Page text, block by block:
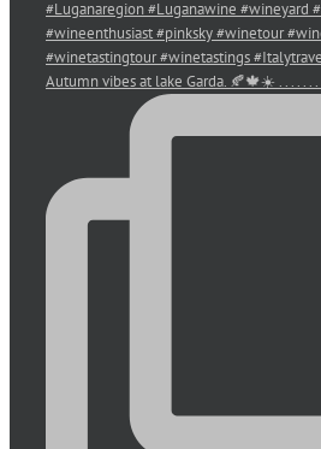
Autumn vibes at lake Garda. 🍂🍁☀️ . . . . . . .